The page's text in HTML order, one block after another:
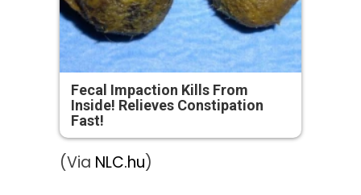
Fecal Impaction Kills From
Inside! Relieves Constipation
Fast!
(Via NLC.hu)